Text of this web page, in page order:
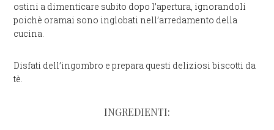
ostini a dimenticare subito dopo l’apertura, ignorandoli
poichè oramai sono inglobati nell’arredamento della
cucina.
Disfati dell’ingombro e prepara questi deliziosi biscotti da
tè.
INGREDIENTI: